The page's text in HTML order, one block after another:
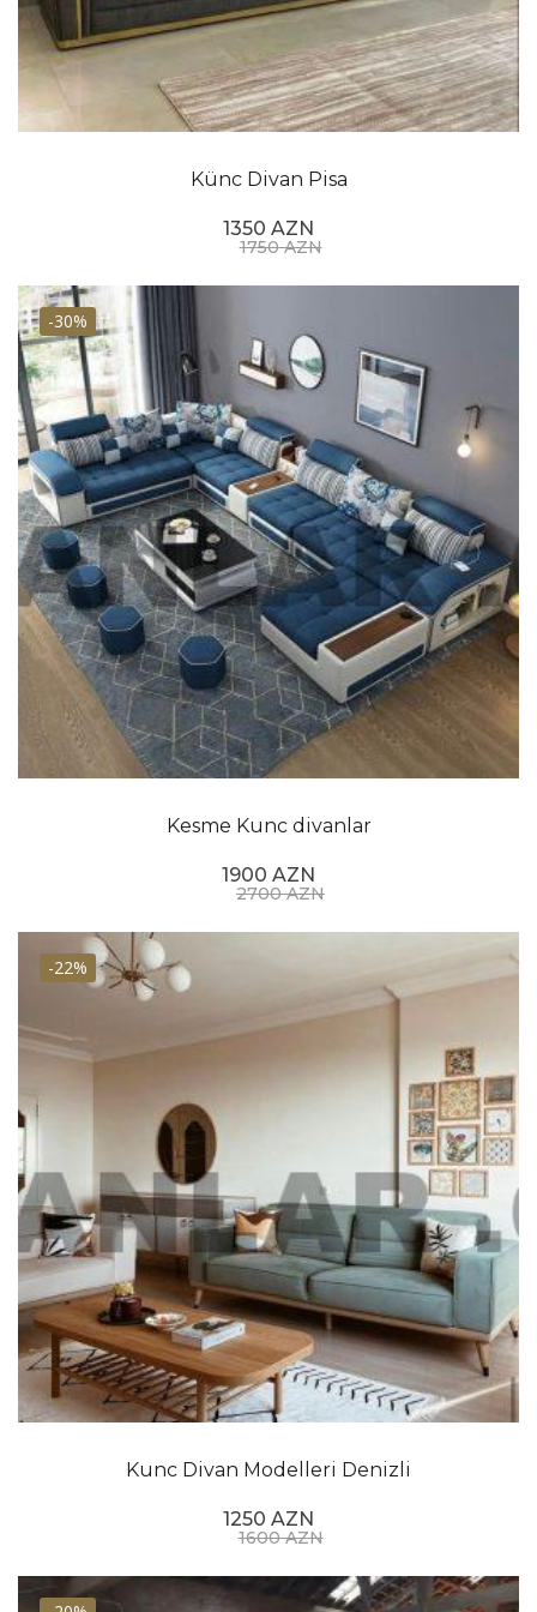
asan təmizlənməlidir, xüsusən də mebel tez-tez
istifadə edilərsə.
Ümumiyyətlə, divan kreslo dəsti rahat və cəlbedici
yaşayış sahəsi yaratmaq üçün praktik və dəbli
Künc Divan Pisa
1350 AZN
1750 AZN
-30%
Kesme Kunc divanlar
1900 AZN
2700 AZN
-22%
Kunc Divan Modelleri Denizli
1250 AZN
1600 AZN